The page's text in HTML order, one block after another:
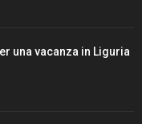
una vacanza in Liguria